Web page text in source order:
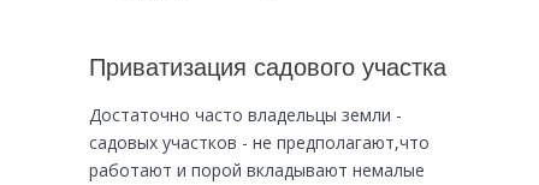
Приватизация садового участка
Достаточно часто владельцы земли -
садовых участков - не предполагают,что
работают и порой вкладывают немалые